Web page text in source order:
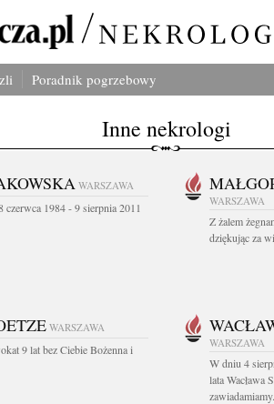
Poradnik pogrzebowy
Inne nekrologi
WARSZAWA
czerwca 1984 - 9 sierpnia 2011
WARSZAWA
Z żalem
dziękując za
WARSZAWA
9 lat bez Ciebie Bożenna i
WARSZAWA
W dniu 4
lata Wacława